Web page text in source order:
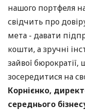
нашого портфеля
свідчить про
мета - давати
кошти, а зручні
зайвої
зосередитися на
Корнієнко,
середнього